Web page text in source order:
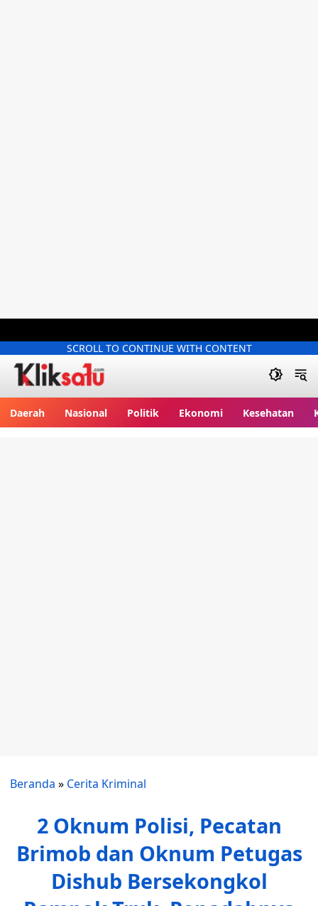
SCROLL TO CONTINUE WITH CONTENT
Daerah Nasional Politik Ekonomi Kesehatan
Beranda » Cerita Kriminal
2 Oknum Polisi, Pecatan
Brimob dan Oknum Petugas
Dishub Bersekongkol